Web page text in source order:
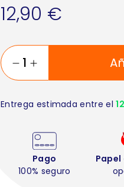
12,90 €
Entrega estimada entre el
Pago
100% seguro